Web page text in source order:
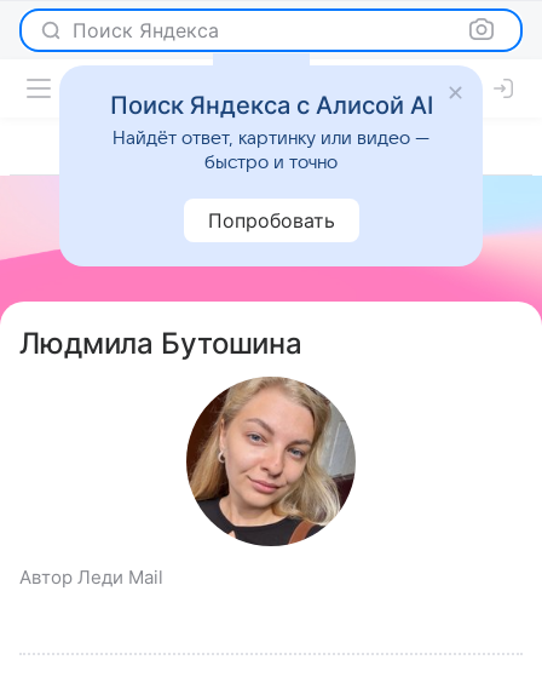
Поиск Яндекса
Людмила Бутошина
Автор Леди Mail
Поиск Яндекса с Алисой AI
Найдёт ответ, картинку или видео —
быстро и точно
Попробовать